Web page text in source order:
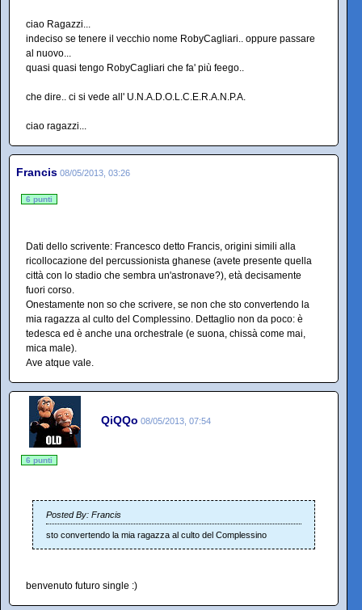
ciao Ragazzi...
indeciso se tenere il vecchio nome RobyCagliari.. oppure passare
al nuovo...
quasi quasi tengo RobyCagliari che fa' più feego..
che dire.. ci si vede all' U.N.A.D.O.L.C.E.R.A.N.P.A.
ciao ragazzi...
Francis 08/05/2013, 03:26
6 punti
Dati dello scrivente: Francesco detto Francis, origini simili alla
ricollocazione del percussionista ghanese (avete presente quella
città con lo stadio che sembra un'astronave?), età decisamente
fuori corso.
Onestamente non so che scrivere, se non che sto convertendo la
mia ragazza al culto del Complessino. Dettaglio non da poco: è
tedesca ed è anche una orchestrale (e suona, chissà come mai,
mica male).
Ave atque vale.
QiQQo 08/05/2013, 07:54
6 punti
Posted By: Francis
sto convertendo la mia ragazza al culto del Complessino
benvenuto futuro single :)